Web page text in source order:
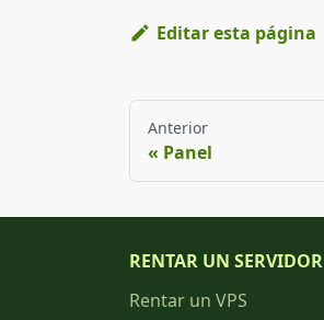
Editar esta página
Anterior
Panel
RENTAR UN SERVIDOR
Rentar un VPS